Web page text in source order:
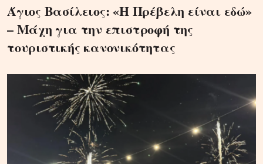
Άγιος Βασίλειος: «Η Πρέβελη είναι εδώ»
– Μάχη για την επιστροφή της
τουριστικής κανονικότητας